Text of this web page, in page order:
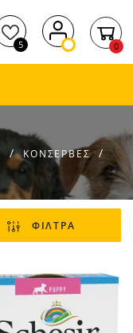
5 0
ΚΟΝΣΕΡΒΕΣ
ΦΙΛΤΡΑ